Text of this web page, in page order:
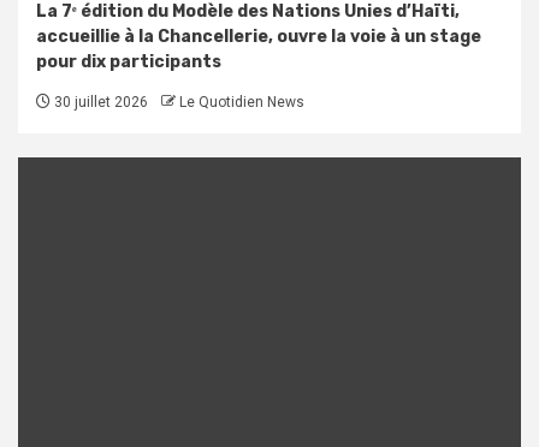
La 7ᵉ édition du Modèle des Nations Unies d’Haïti,
accueillie à la Chancellerie, ouvre la voie à un stage
pour dix participants
30 juillet 2026 Le Quotidien News